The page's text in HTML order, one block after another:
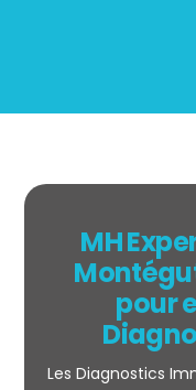
MH
pour
Les Diagnostics